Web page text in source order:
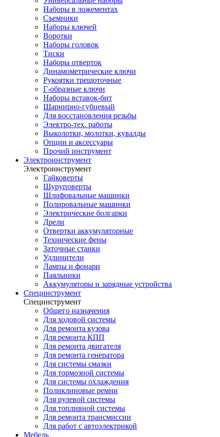
Наборы в ложементах
Съемники
Наборы ключей
Воротки
Наборы головок
Тиски
Наборы отверток
Динамометрические ключи
Рукоятки трещоточные
Г-образные ключи
Наборы вставок-бит
Шарнирно-губцевый
Для восстановления резьбы
Электро-тех. работы
Выколотки, молотки, кувалды
Опции и аксессуары
Прочий инструмент
Электроинструмент
Электроинструмент
Гайковерты
Шуруповерты
Шлифовальные машинки
Полировальные машинки
Электрические болгарки
Дрели
Отвертки аккумуляторные
Технические фены
Заточные станки
Удлинители
Лампы и фонари
Паяльники
Аккумуляторы и зарядные устройства
Специнструмент
Специнструмент
Общего назначения
Для ходовой системы
Для ремонта кузова
Для ремонта КПП
Для ремонта двигателя
Для ремонта генератора
Для системы смазки
Для тормозной системы
Для системы охлаждения
Поликлиновые ремни
Для рулевой системы
Для топливной системы
Для ремонта трансмиссии
Для работ с автоэлектрикой
Мебель